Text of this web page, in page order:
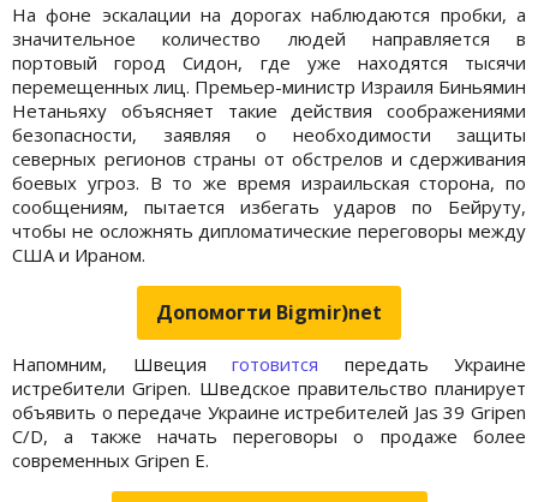
На фоне эскалации на дорогах наблюдаются пробки, а
значительное количество людей направляется в
портовый город Сидон, где уже находятся тысячи
перемещенных лиц. Премьер-министр Израиля Биньямин
Нетаньяху объясняет такие действия соображениями
безопасности, заявляя о необходимости защиты
северных регионов страны от обстрелов и сдерживания
боевых угроз. В то же время израильская сторона, по
сообщениям, пытается избегать ударов по Бейруту,
чтобы не осложнять дипломатические переговоры между
США и Ираном.
Допомогти Bigmir)net
Напомним, Швеция готовится передать Украине
истребители Gripen. Шведское правительство планирует
объявить о передаче Украине истребителей Jas 39 Gripen
C/D, а также начать переговоры о продаже более
современных Gripen E.